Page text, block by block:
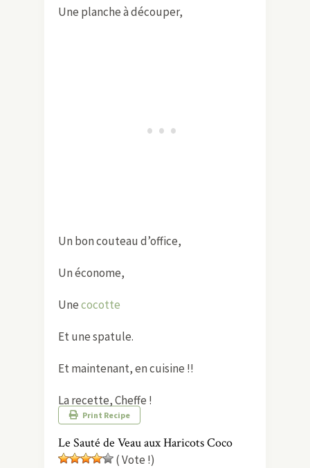
Une planche à découper,
Un bon couteau d’office,
Un économe,
Unecocotte
Et une spatule.
Et maintenant, en cuisine !!
La recette, Cheffe !
Print Recipe
Le Sauté de Veau aux Haricots Coco
( Vote !)